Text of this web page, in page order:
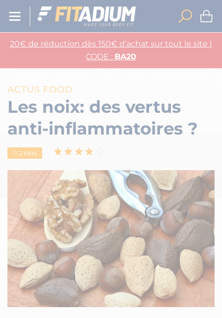
20€ de réduction dès 150€ d’achat sur tout le site |
CODE : BA20
ACTUS FOOD
Les noix: des vertus
anti-inflammatoires ?
2 MIN